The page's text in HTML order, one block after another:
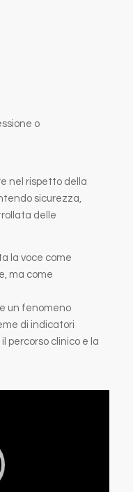
o
nel rispetto della
sicurezza,
delle
la voce come
ma come
un fenomeno
di indicatori
percorso clinico e la